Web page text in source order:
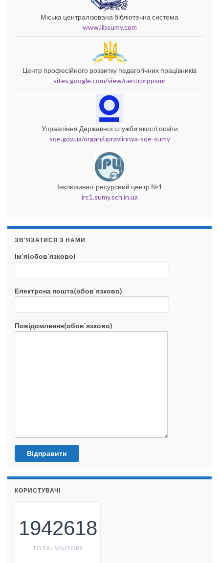
Міська централізована бібліотечна система
www.libsumy.com
Центр професійного розвитку педагогічних працівників
sites.google.com/view/centrprppsmr
Управління Державної служби якості освіти
sqe.gov.ua/organ/upravlinnya-sqe-sumy
Інклюзивно-ресурсний центр №1
irc1.sumy.sch.in.ua
ЗВ’ЯЗАТИСЯ З НАМИ
Ім`я(обов`язково)
Електрона пошта(обов`язково)
Повідомлення(обов`язково)
КОРИСТУВАЧІ
1942618
TOTAL VISITORS